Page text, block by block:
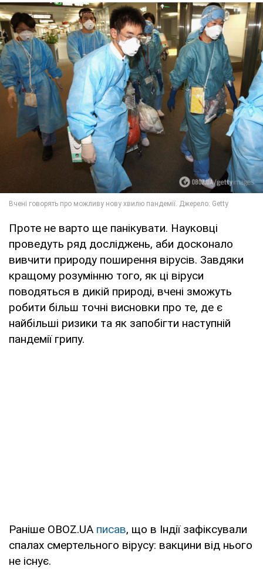
Проте не варто ще панікувати. Науковці
проведуть ряд досліджень, аби досконало
вивчити природу поширення вірусів. Завдяки
кращому розумінню того, як ці віруси
поводяться в дикій природі, вчені зможуть
робити більш точні висновки про те, де є
найбільші ризики та як запобігти наступній
пандемії грипу.
Раніше OBOZ.UA писав, що в Індії зафіксували
спалах смертельного вірусу: вакцини від нього
не існує.